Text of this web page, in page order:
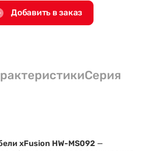
Добавить в заказ
Серия
xFusion HW-MS092 —